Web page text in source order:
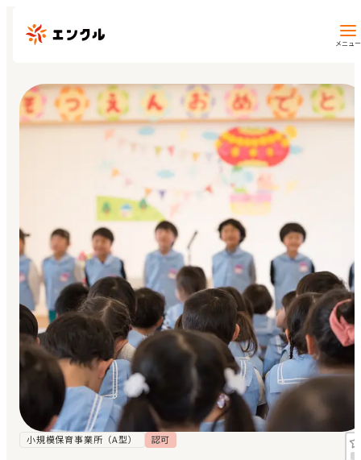
メニュー
保育園・幼稚園を探す
地域から探す
マイページ
閲覧履歴
お気に入り
見学日記
メッセージ
小規模保育事業所（A型） 認可